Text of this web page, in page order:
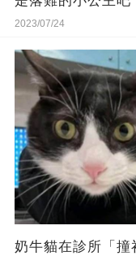
2023/07/24
奶牛貓在診所「